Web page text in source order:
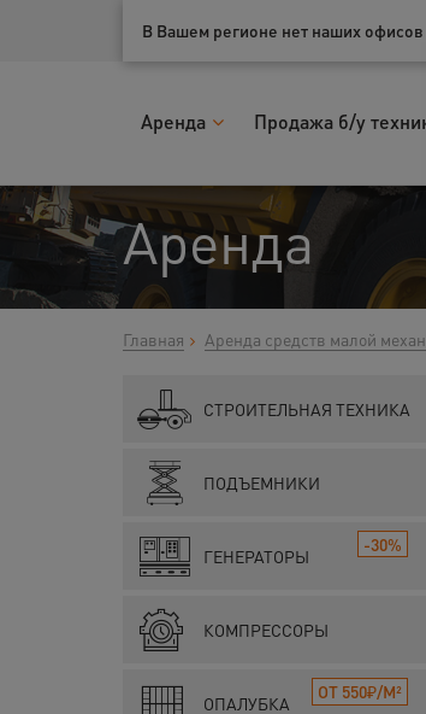
Ваш город:Казань
В Вашем регионе нет наших офисов
Аренда Продажа б/у
Аренда
Главная Аренда средств малой
СТРОИТЕЛЬНАЯ ТЕХНИКА
ПОДЪЕМНИКИ
ГЕНЕРАТОРЫ
-30%
КОМПРЕССОРЫ
ОПАЛУБКА
ОТ 550₽/М²